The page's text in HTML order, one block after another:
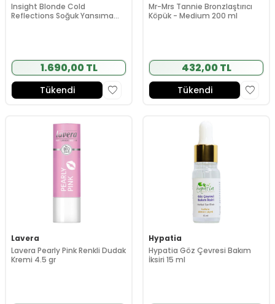
Insight Blonde Cold
Reflections Soğuk Yansıma
1.690,00 TL
Tükendi
Mr-Mrs Tannie Bronzlaştırıcı
Köpük - Medium 200 ml
432,00 TL
Tükendi
Lavera
Lavera Pearly Pink Renkli Dudak
Kremi 4.5 gr
Hypatia
Hypatia Göz Çevresi Bakım
İksiri 15 ml